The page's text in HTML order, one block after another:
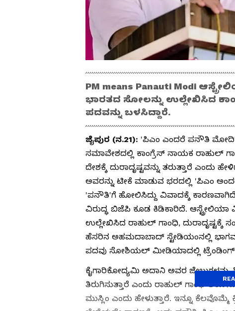
PM means Panauti Modi
ಭಾರತದ ಸೋಲನ್ನು ಉಲ್ಲೇಖಿಸಿದ
ಪದವನ್ನು ಬಳಸಿದ್ದಾರೆ.
ಜೈಪುರ (ನ.21): 'ಪಿಎಂ ಎಂದರೆ ಪನೌತಿ ಮೋದಿ'
ಸಮಾವೇಶದಲ್ಲಿ ಕಾಂಗ್ರೆಸ್ ನಾಯಕ ರಾಹುಲ್
ದೇಶಕ್ಕೆ ದುರಾದೃಷ್ಟವನ್ನು ತರುತ್ತಾರೆ ಎಂದು
ಅವರನ್ನು ಟೀಕೆ ಮಾಡುವ ಭರದಲ್ಲಿ 'ಪಿಎಂ
'ಪನೌತಿ'ಗೆ ಹೋಲಿಸಿದ್ದು ವಿವಾದಕ್ಕೆ
ವಿರುದ್ಧ ಬಿಜೆಪಿ ಕೂಡ ಕಿಡಿಕಾರಿದೆ. ಆಸ್ಟ್ರೇಲಿಯಾ
ಉಲ್ಲೇಖಿಸಿದ ರಾಹುಲ್‌ ಗಾಂಧಿ,
ಹೆಸರಿನ ಅಹಮದಾಬಾದ್ ಸ್ಟೇಡಿಯಂನಲ್ಲಿ
ಪದವು ಸೋಶಿಯಲ್‌ ಮೀಡಿಯಾದಲ್ಲಿ
ಕೈಗಾರಿಕೋದ್ಯಮಿ ಅದಾನಿ ಅವರ
ತಿರುಗಿಸುತ್ತಾರೆ ಎಂದು ರಾಹುಲ್‌ ಗಾಂಧಿ
ಮುಸ್ಲಿಂ ಎಂದು ಹೇಳುತ್ತಾರೆ. ಇನ್ನೂ